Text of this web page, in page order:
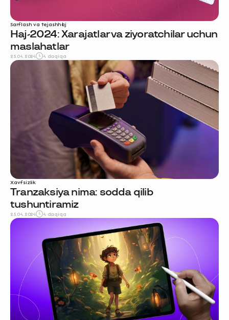
Sarflash va tejashhaj
Haj-2024: Xarajatlar va ziyoratchilar uchun
maslahatlar
25.04.2024 4 daqiqa
Xavfsizlik
Tranzaksiya nima: sodda qilib
tushuntiramiz
25.04.2024 4 daqiqa